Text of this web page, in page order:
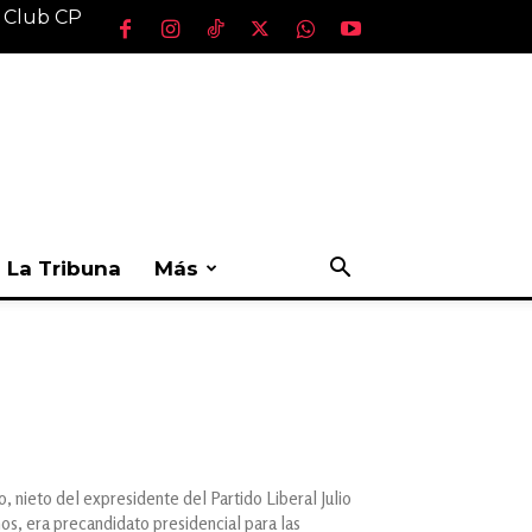
CP
La Tribuna Más
nieto del expresidente del Partido Liberal Julio
era precandidato presidencial para las